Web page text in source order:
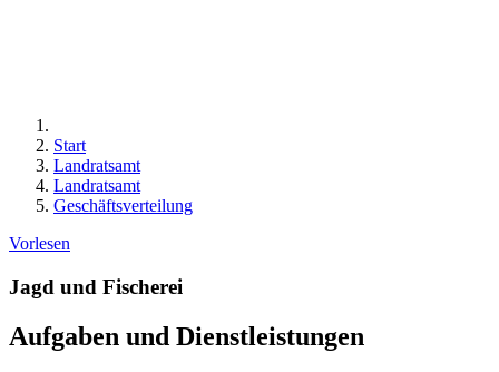
Start
Landratsamt
Landratsamt
Geschäftsverteilung
Vorlesen
Jagd und Fischerei
Aufgaben und Dienstleistungen